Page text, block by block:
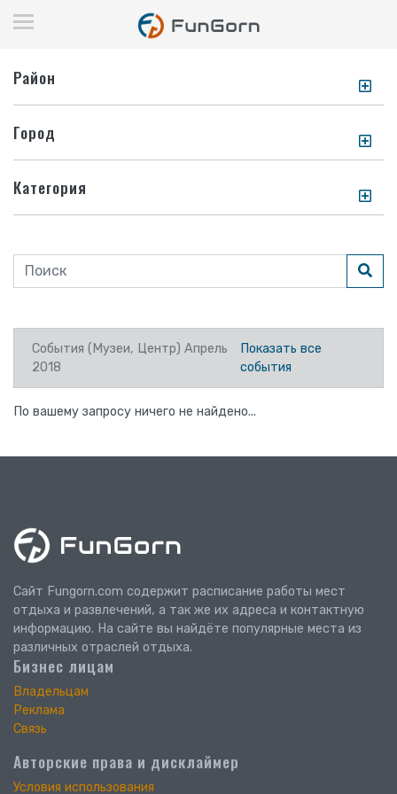
Район
Город
Категория
События (Музеи, Центр) Апрель
2018
Показать все
события
По вашему запросу ничего не найдено...
Сайт Fungorn.com содержит расписание работы мест
отдыха и развлечений, а так же их адреса и контактную
информацию. На сайте вы найдёте популярные места из
различных отраслей отдыха.
Бизнес лицам
Владельцам
Реклама
Связь
Авторские права и дисклаймер
Условия использования